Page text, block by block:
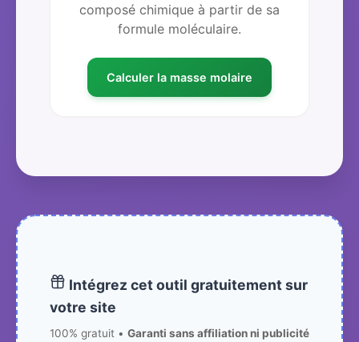
composé chimique à partir de sa
formule moléculaire.
Calculer la masse molaire
Intégrez cet outil gratuitement sur
votre site
100% gratuit • Garanti sans affiliation ni publicité